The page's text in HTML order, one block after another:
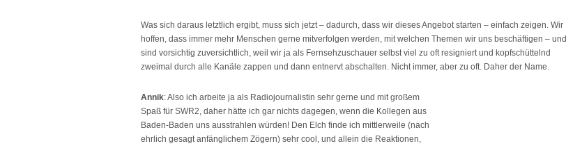
Was sich daraus letztlich ergibt, muss sich jetzt – dadurch, dass wir dieses Angebot starten – einfach zeigen. Wir
hoffen, dass immer mehr Menschen gerne mitverfolgen werden, mit welchen Themen wir uns beschäftigen – und
sind vorsichtig zuversichtlich, weil wir ja als Fernsehzuschauer selbst viel zu oft resigniert und kopfschüttelnd
zweimal durch alle Kanäle zappen und dann entnervt abschalten. Nicht immer, aber zu oft. Daher der Name.
Annik: Also ich arbeite ja als Radiojournalistin sehr gerne und mit großem
Spaß für SWR2, daher hätte ich gar nichts dagegen, wenn die Kollegen aus
Baden-Baden uns ausstrahlen würden! Den Elch finde ich mittlerweile (nach
ehrlich gesagt anfänglichem Zögern) sehr cool, und allein die Reaktionen,